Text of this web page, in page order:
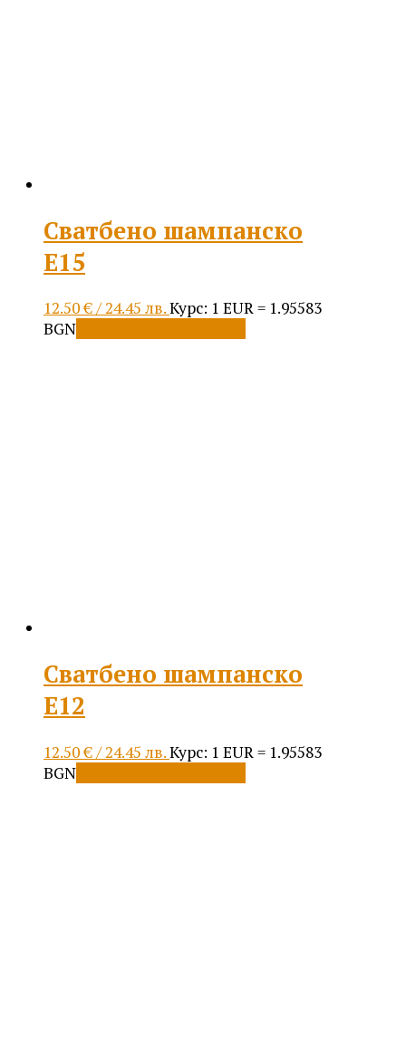
Сватбено шампанско
Е15
12.50€/ 24.45 лв.Курс: 1 EUR = 1.95583
BGN
Сватбено шампанско
E12
12.50€/ 24.45 лв.Курс: 1 EUR = 1.95583
BGN